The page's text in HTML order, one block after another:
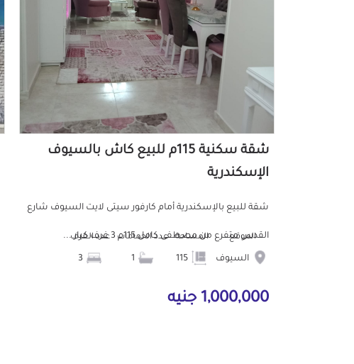
شقة سكنية 115م للبيع كاش بالسيوف
الإسكندرية
شقة للبيع بالإسكندرية أمام كارفور سيتى لايت السيوف شارع
القدس متفرع من مصطفى كامل 115م 3 غرف كبار ...
الموقع
السيوف
المساحة عدد الحمامات عدد الغرف
1,000,000 جنيه